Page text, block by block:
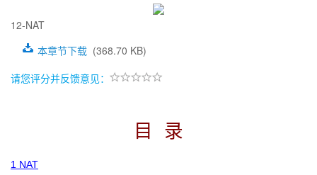
12-NAT
本章节下载 (368.70 KB)
请您评分并反馈意见：
目 录
1 NAT